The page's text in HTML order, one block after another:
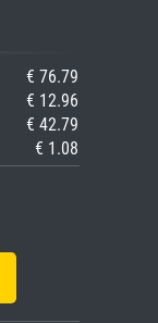
€ 76.79
€ 12.96
€ 42.79
€ 1.08